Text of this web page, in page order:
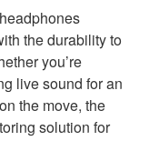
the durability to
you’re
live sound for an
the move, the
solution for